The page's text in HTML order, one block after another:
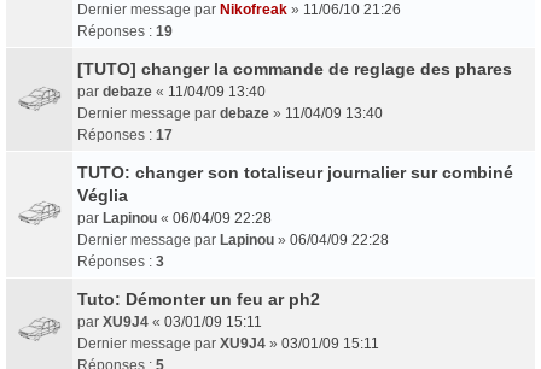
Dernier message par Nikofreak » 11/06/10 21:26
Réponses : 19
[TUTO] changer la commande de reglage des phares
par debaze « 11/04/09 13:40
Dernier message par debaze » 11/04/09 13:40
Réponses : 17
TUTO: changer son totaliseur journalier sur combiné
Véglia
par Lapinou « 06/04/09 22:28
Dernier message par Lapinou » 06/04/09 22:28
Réponses : 3
Tuto: Démonter un feu ar ph2
par XU9J4 « 03/01/09 15:11
Dernier message par XU9J4 » 03/01/09 15:11
Réponses : 5